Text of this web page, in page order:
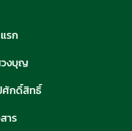
รก
วงบุญ
ศักดิ์สิทธิ์
าร